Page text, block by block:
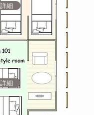
細
細